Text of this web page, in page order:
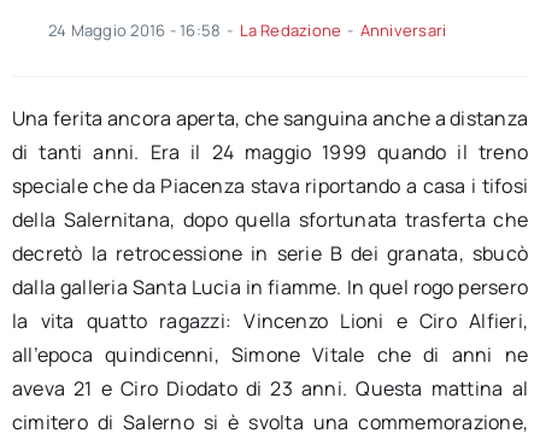
24 Maggio 2016 - 16:58 - La Redazione - Anniversari
Una ferita ancora aperta, che sanguina anche a distanza
di tanti anni. Era il 24 maggio 1999 quando il treno
speciale che da Piacenza stava riportando a casa i tifosi
della Salernitana, dopo quella sfortunata trasferta che
decretò la retrocessione in serie B dei granata, sbucò
dalla galleria Santa Lucia in fiamme. In quel rogo persero
la vita quatto ragazzi: Vincenzo Lioni e Ciro Alfieri,
all’epoca quindicenni, Simone Vitale che di anni ne
aveva 21 e Ciro Diodato di 23 anni. Questa mattina al
cimitero di Salerno si è svolta una commemorazione,